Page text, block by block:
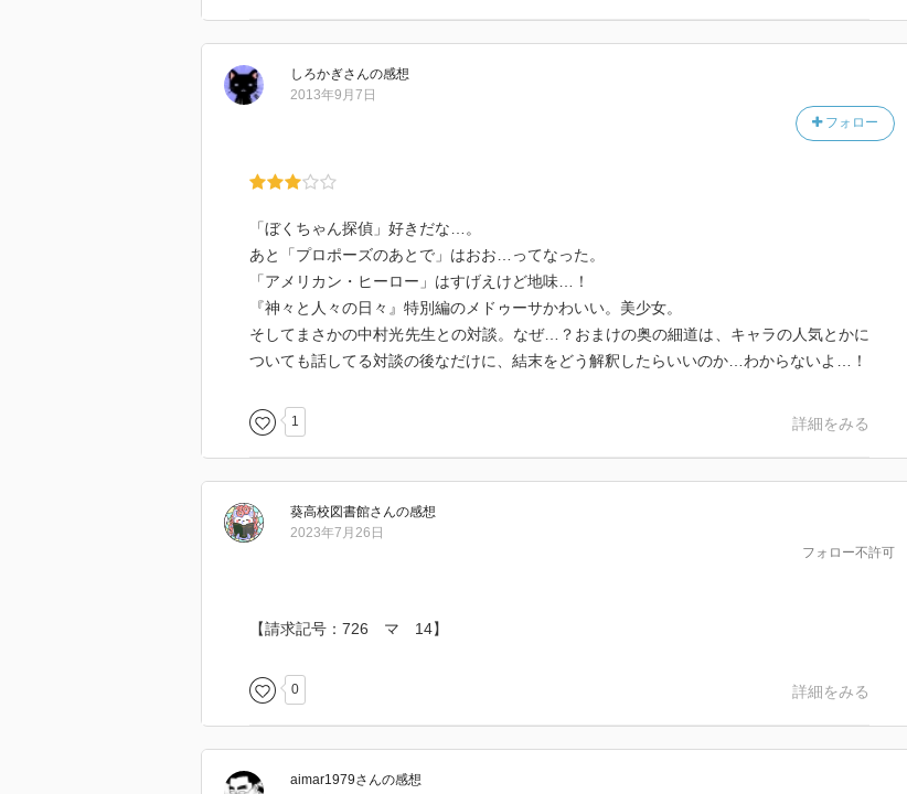
しろかぎさんの感想
フォロー
2013年9月7日
「ぼくちゃん探偵」好きだな…。
あと「プロポーズのあとで」はおお…ってなった。
「アメリカン・ヒーロー」はすげえけど地味…！
『神々と人々の日々』特別編のメドゥーサかわいい。美少女。
そしてまさかの中村光先生との対談。なぜ…？おまけの奥の細道は、キャラの人気とかに
ついても話してる対談の後なだけに、結末をどう解釈したらいいのか…わからないよ…！
1 詳細をみる
葵高校図書館さんの感想
フォロー不許可
2023年7月26日
【請求記号：726 マ 14】
0 詳細をみる
aimar1979さんの感想